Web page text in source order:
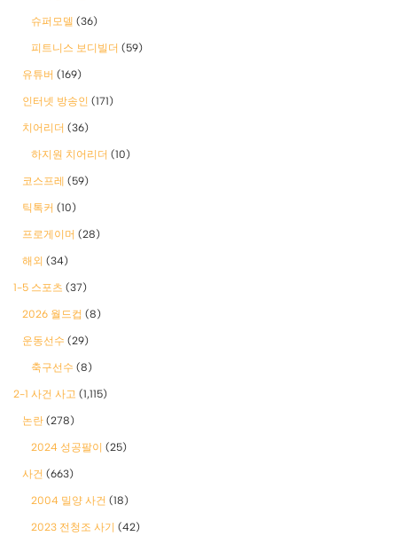
슈퍼모델 (36)
피트니스 보디빌더 (59)
유튜버 (169)
인터넷 방송인 (171)
치어리더 (36)
하지원 치어리더 (10)
코스프레 (59)
틱톡커 (10)
프로게이머 (28)
해외 (34)
1-5 스포츠 (37)
2026 월드컵 (8)
운동선수 (29)
축구선수 (8)
2-1 사건 사고 (1,115)
논란 (278)
2024 성공팔이 (25)
사건 (663)
2004 밀양 사건 (18)
2023 전청조 사기 (42)